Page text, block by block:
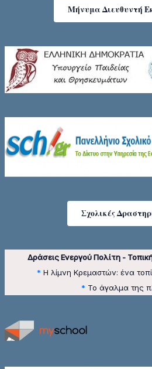
Μήνυμα Διευθυντή
Σχολικές
Δράσεις Ενεργού Πολίτη -
* Η λίμνη Κρεμαστών: ένα
* Το άγαλμα της